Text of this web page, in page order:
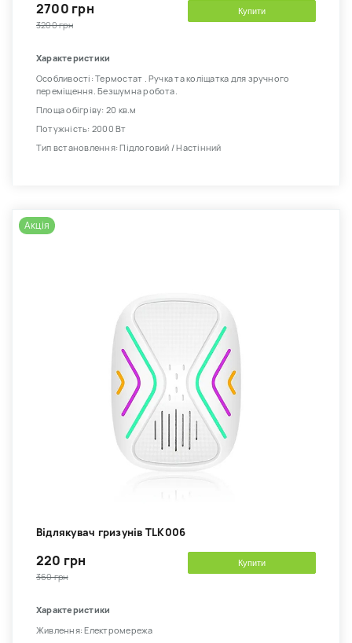
2700 грн
3200 грн
Купити
Характеристики
Особливості: Термостат . Ручка та коліщатка для зручного
переміщення. Безшумна робота.
Площа обігріву: 20 кв.м
Потужність: 2000 Вт
Тип встановлення: Підлоговий / Настінний
Акція
Відлякувач гризунів TLK006
220 грн
360 грн
Купити
Характеристики
Живлення: Електромережа